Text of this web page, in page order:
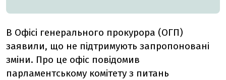
В Офісі генерального прокурора (ОГП)
заявили, що не підтримують запропоновані
зміни. Про це офіс повідомив
парламентському комітету з питань